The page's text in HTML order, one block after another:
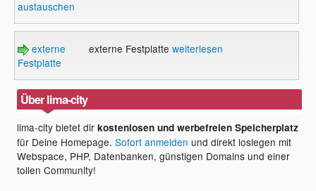
austauschen
externe
Festplatte
externe Festplatte weiterlesen
Über lima-city
lima-city bietet dirkostenlosen und werbefreien Speicherplatz
für Deine Homepage.Sofort anmelden und direkt loslegen mit
Webspace, PHP, Datenbanken, günstigen Domains und einer
tollen Community!